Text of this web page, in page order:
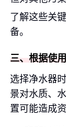
了解这些关
备。
三、根据使
选择净水器
景对水质、
置可能造成